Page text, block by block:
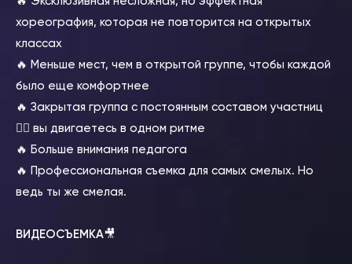
хореография, которая не повторится на открытых
классах
🔥 Меньше мест, чем в открытой группе, чтобы каждой
было еще комфортнее
🔥 Закрытая группа с постоянным составом участниц
👉🏻 вы двигаетесь в одном ритме
🔥 Больше внимания педагога
🔥 Профессиональная съемка для самых смелых. Но
ведь ты же смелая.
ВИДЕОСЪЕМКА🎥